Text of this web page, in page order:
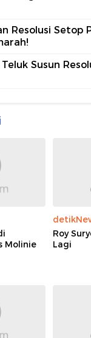
Resolusi Setop
Susun
Molinie
Roy
Lagi